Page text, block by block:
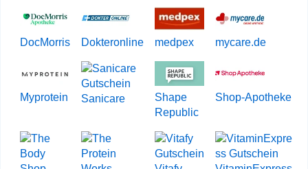
DocMorris Dokteronline medpex mycare.de
Myprotein Sanicare
Shape
Republic
Shop-Apotheke